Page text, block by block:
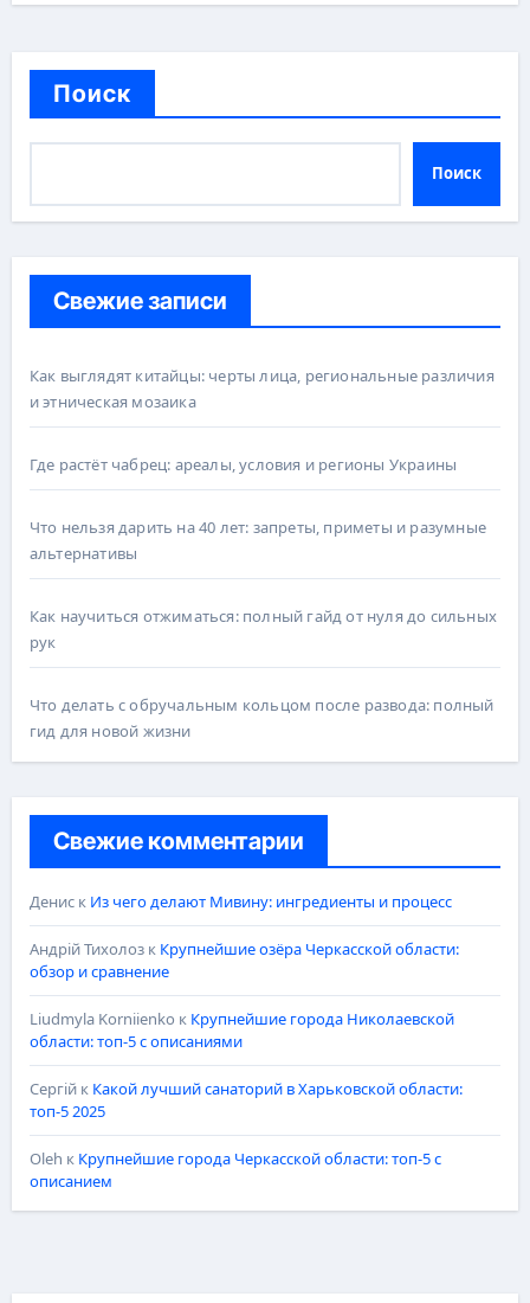
Поиск
Поиск
Свежие записи
Как выглядят китайцы: черты лица, региональные различия
и этническая мозаика
Где растёт чабрец: ареалы, условия и регионы Украины
Что нельзя дарить на 40 лет: запреты, приметы и разумные
альтернативы
Как научиться отжиматься: полный гайд от нуля до сильных
рук
Что делать с обручальным кольцом после развода: полный
гид для новой жизни
Свежие комментарии
Дениск Из чего делают Мивину: ингредиенты и процесс
Андрій Тихолозк Крупнейшие озёра Черкасской области:
обзор и сравнение
Liudmyla Korniienko к Крупнейшие города Николаевской
области: топ-5 с описаниями
Сергійк Какой лучший санаторий в Харьковской области:
топ-5 2025
Oleh к Крупнейшие города Черкасской области: топ-5 с
описанием